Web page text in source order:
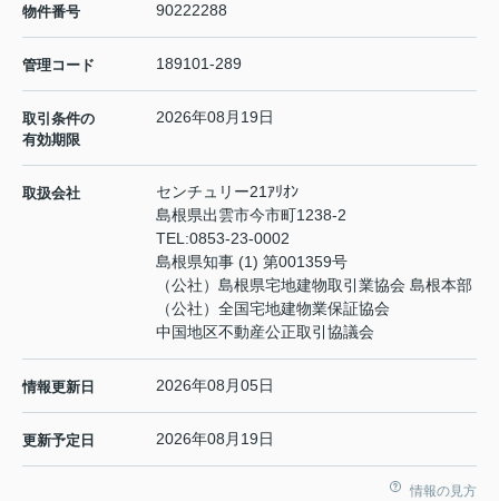
物件番号 90222288
管理コード 189101-289
取引条件の
有効期限
2026年08月19日
取扱会社
センチュリー21ｱﾘｵﾝ
島根県出雲市今市町1238-2
TEL:0853-23-0002
島根県知事 (1) 第001359号
（公社）島根県宅地建物取引業協会 島根本部
（公社）全国宅地建物業保証協会
中国地区不動産公正取引協議会
情報更新日 2026年08月05日
更新予定日 2026年08月19日
情報の見方